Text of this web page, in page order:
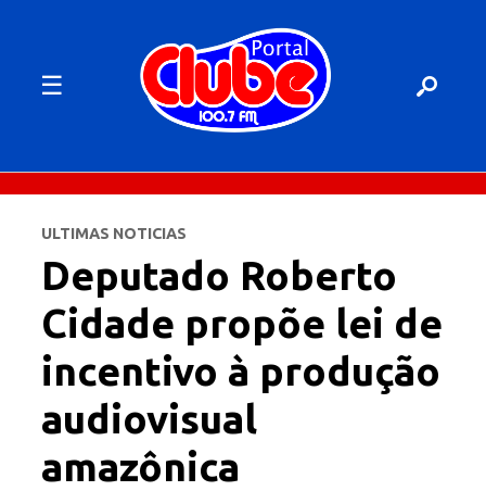
☰
ULTIMAS NOTICIAS
Deputado Roberto
Cidade propõe lei de
incentivo à produção
audiovisual
amazônica